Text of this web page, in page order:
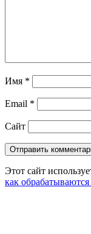
Имя *
Email *
Сайт
Этот сайт
как